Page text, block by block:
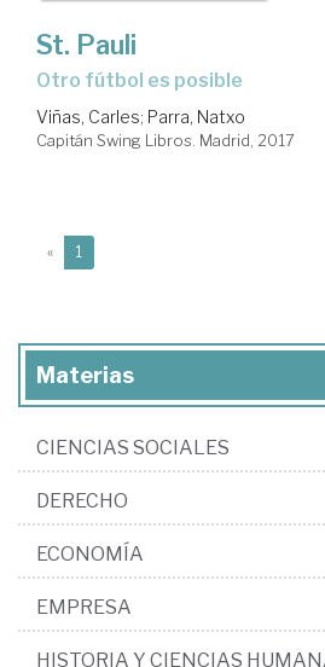
St. Pauli
otro fútbol es posible
Viñas, Carles; Parra, Natxo
Capitán Swing Libros. Madrid, 2017
« 1
Materias
CIENCIAS SOCIALES
DERECHO
ECONOMÍA
EMPRESA
HISTORIA Y CIENCIAS